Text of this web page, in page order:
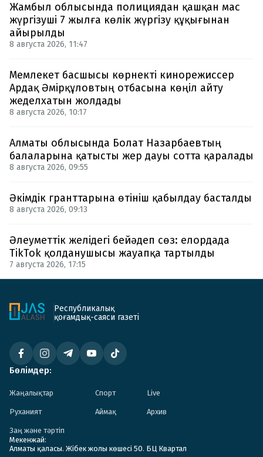
Жамбыл облысында полициядан қашқан мас
жүргізуші 7 жылға көлік жүргізу құқығынан
айырылды
8 августа 2026, 11:47
Мемлекет басшысы көрнекті кинорежиссер
Ардақ Әмірқұловтың отбасына көңіл айту
жеделхатын жолдады
8 августа 2026, 10:17
Алматы облысында Болат Назарбаевтың
балаларына қатысты жер дауы сотта қаралады
8 августа 2026, 09:55
Әкімдік гранттарына өтініш қабылдау басталды
8 августа 2026, 09:13
Әлеуметтік желідегі бейәдеп сөз: елордада
TikTok қолданушысы жауапқа тартылды
7 августа 2026, 17:15
Республикалық
қоғамдық-саяси газеті
Бөлімдер:
Жаңалықтар Спорт Live
Руханият Аймақ Архив
Заң және тәртіп
Мекенжай:
Алматы қаласы. Жібек жолы көшесі 50. БЦ Квартал